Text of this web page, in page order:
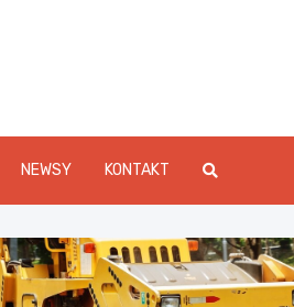
NEWSY KONTAKT